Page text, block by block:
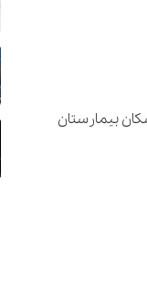
بهمن ساختمان پزشکان بیمارستان